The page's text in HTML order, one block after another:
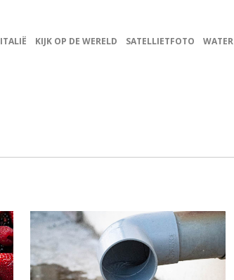
ITALIË KIJK OP DE WERELD SATELLIETFOTO WATER